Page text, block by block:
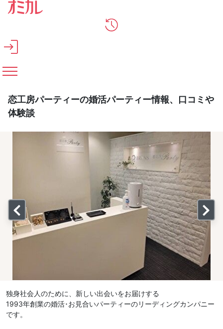
メインコンテンツへスキップ
恋工房パーティーの婚活パーティー情報、口コミや
体験談
独身社会人のために、新しい出会いをお届けする
1993年創業の婚活･お見合いパーティーのリーディングカンパニー
です。